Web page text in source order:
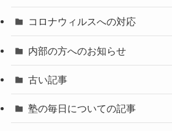
コロナウィルスへの対応
内部の方へのお知らせ
古い記事
塾の毎日についての記事